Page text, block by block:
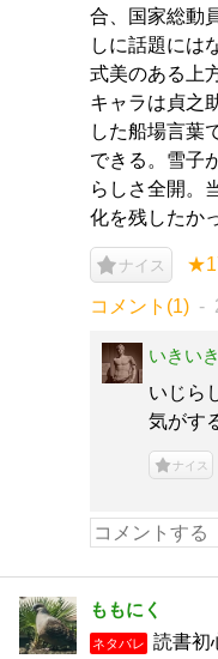
合、国家総動
しに話題には
式美のある上
キャラは貞之
した船場言葉
できる。雪子
らしさ全開。
化を残したか
ナイス
コメント(1)
いきい
いじら
気がす
ナイス
ももにく
ネタバレ
読書初